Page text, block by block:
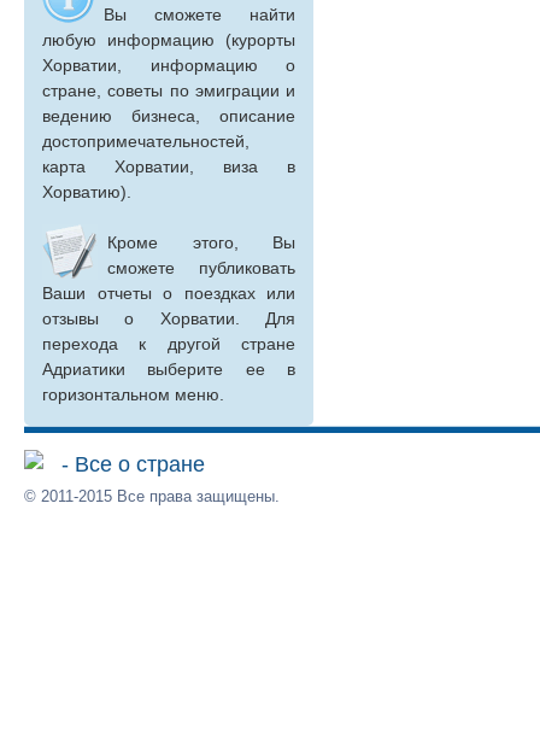
Вы сможете найти
любую информацию (курорты
Хорватии, информацию о
стране, советы по эмиграции и
ведению бизнеса, описание
достопримечательностей,
карта Хорватии, виза в
Хорватию).
Кроме этого, Вы
сможете публиковать
Ваши отчеты о поездках или
отзывы о Хорватии. Для
перехода к другой стране
Адриатики выберите ее в
горизонтальном меню.
- Все о стране
© 2011-2015 Все права защищены.